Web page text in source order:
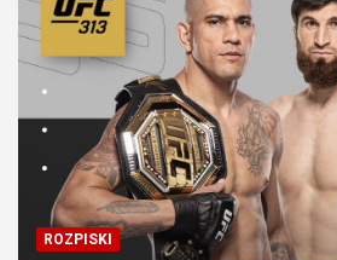
ROZPISKI